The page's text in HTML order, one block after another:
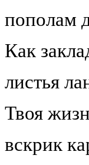
пополам
Как
листья
Твоя
вскрик